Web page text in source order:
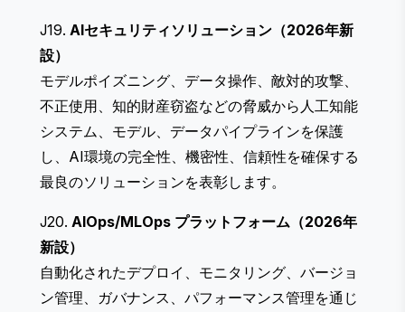
J19. AIセキュリティソリューション（2026年新
設）
モデルポイズニング、データ操作、敵対的攻撃、
不正使用、知的財産窃盗などの脅威から人工知能
システム、モデル、データパイプラインを保護
し、AI環境の完全性、機密性、信頼性を確保する
最良のソリューションを表彰します。
J20. AIOps/MLOps プラットフォーム（2026年
新設）
自動化されたデプロイ、モニタリング、バージョ
ン管理、ガバナンス、パフォーマンス管理を通じ